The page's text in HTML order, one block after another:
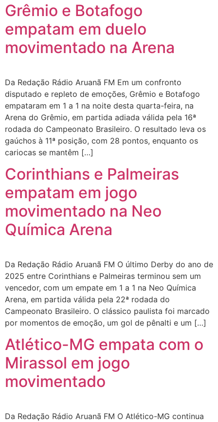
Grêmio e Botafogo
empatam em duelo
movimentado na Arena
Da Redação Rádio Aruanã FM Em um confronto
disputado e repleto de emoções, Grêmio e Botafogo
empataram em 1 a 1 na noite desta quarta-feira, na
Arena do Grêmio, em partida adiada válida pela 16ª
rodada do Campeonato Brasileiro. O resultado leva os
gaúchos à 11ª posição, com 28 pontos, enquanto os
cariocas se mantêm […]
Corinthians e Palmeiras
empatam em jogo
movimentado na Neo
Química Arena
Da Redação Rádio Aruanã FM O último Derby do ano de
2025 entre Corinthians e Palmeiras terminou sem um
vencedor, com um empate em 1 a 1 na Neo Química
Arena, em partida válida pela 22ª rodada do
Campeonato Brasileiro. O clássico paulista foi marcado
por momentos de emoção, um gol de pênalti e um […]
Atlético-MG empata com o
Mirassol em jogo
movimentado
Da Redação Rádio Aruanã FM O Atlético-MG continua